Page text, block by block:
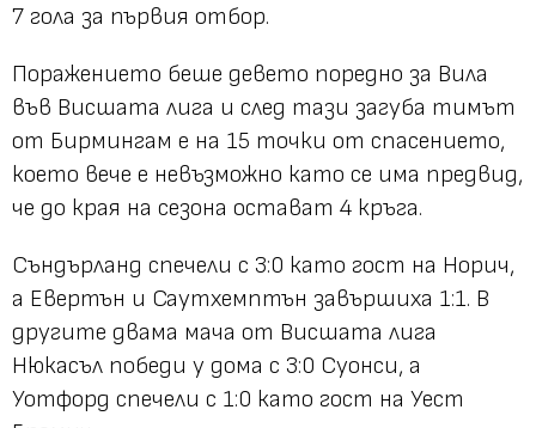
7 гола за първия отбор.
Поражението беше девето поредно за Вила
във Висшата лига и след тази загуба тимът
от Бирмингам е на 15 точки от спасението,
което вече е невъзможно като се има предвид,
че до края на сезона остават 4 кръга.
Съндърланд спечели с 3:0 като гост на Норич,
а Евертън и Саутхемптън завършиха 1:1. В
другите двама мача от Висшата лига
Нюкасъл победи у дома с 3:0 Суонси, а
Уотфорд спечели с 1:0 като гост на Уест